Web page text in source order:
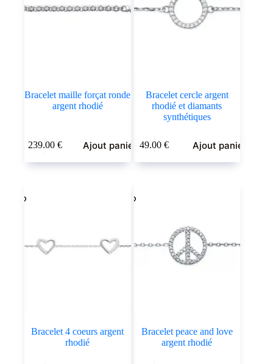
Bracelet maille forçat ronde
argent rhodié
239.00 € Ajout panier
Bracelet cercle argent
rhodié et diamants
synthétiques
49.00€ Ajout panier
Bracelet 4 coeurs argent
rhodié
Bracelet peace and love
argent rhodié